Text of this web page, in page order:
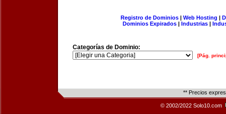
Registro de Dominios| Web Hosting |
Dominios Expirados | Industrias |
Categorías de Dominio:
[Pág.
** Precios
© 2002/2022 Solo10.com